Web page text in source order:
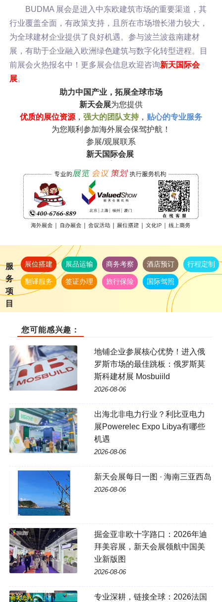
BUDMA 展会是进入中东欧建筑市场的重要渠道，其
行业覆盖全面，有政策支持，且所在市场增长潜力较大，
为全球建材企业提供了良好机遇。参与波兰波兹南建材
展，有助于企业融入欧洲绿色建筑与数字化转型进程。
目
前展会火热报名中！更多展会信息欢迎咨询新天国际会
展。
助力中国产业，拓展全球市场
新天会展为您提供
优质的展位资源 ， 强大的团队支持， 贴心的专业服务
为您顺利参加海外展会保驾护航！
参展/观展联系
新天国际会展
服
务
项
目
展位搭建 展品运输 商务考察 酒店预订 行程定制
翻译服务 签证办理 旅行保险 国际驾照
您可能感兴趣：
地铺企业参展核心优势！进入俄
罗斯市场的最佳跳板：俄罗斯莫
斯科建材展 Mosbuiild
2026-08-06
出海北非电力行业？利比亚电力
展Powerelec Expo Libya有哪些
机遇
2026-08-06
新天会展每日一图 · 海南三亚西岛
2026-08-06
掘金亚非欧十字路口：2026年迪
拜美容展，新天会展领航中国美
业新版图
2026-08-06
专业深耕，链接全球：2026法国